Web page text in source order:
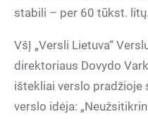
stabili – per 60 tūkst. litų.
VšĮ „Versli Lietuva“
direktoriaus Dovydo
ištekliai verslo pradžioje
verslo idėja: